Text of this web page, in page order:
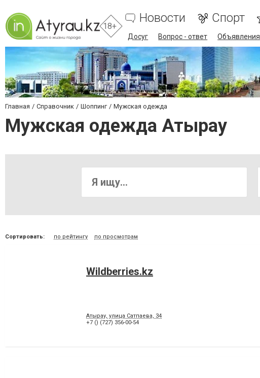
18+
Новости Спорт
Досуг Вопрос - ответ Объявления
Главная Справочник Шоппинг Мужская одежда
Мужская одежда Атырау
Сортировать: по рейтингу по просмотрам
Wildberries.kz
Атырау, улица Сатпаева, 34
+7 () (727) 356-00-54